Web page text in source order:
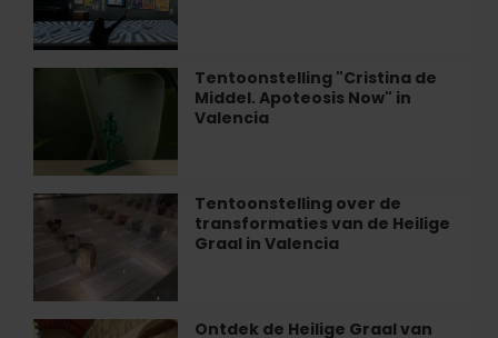
"De
werelden
van
Tentoonstelling "Cristina de
Middel. Apoteosis Now" in
Valencia
Apoteosis
Now"
Valencia
Tentoonstelling over de
transformaties van de Heilige
Graal in Valencia
Tentoonstelling
over
transformaties
van
de
Ontdek de Heilige Graal van
Ontdek